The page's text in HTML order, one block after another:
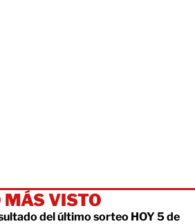
MÁS VISTO
del último sorteo HOY 5 de